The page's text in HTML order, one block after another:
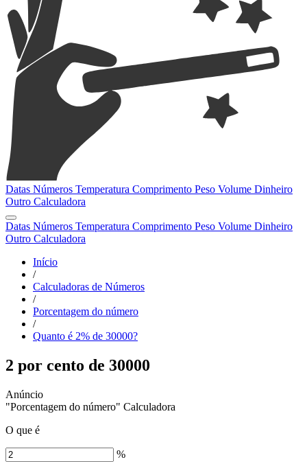
Datas Números Temperatura Comprimento Peso Volume Dinheiro
Outro Calculadora
Datas Números Temperatura Comprimento Peso Volume Dinheiro
Outro Calculadora
Início
/
Calculadoras de Números
/
Porcentagem do número
/
Quanto é 2% de 30000?
2 por cento de 30000
"Porcentagem do número" Calculadora
O que é
%